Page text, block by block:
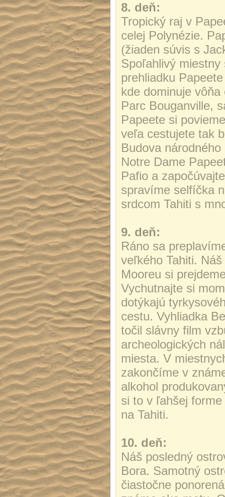
8. deň:
Tropický raj v
celej Polynézie.
(žiaden súvis s
Spoľahlivý
prehliadku
kde dominuje
Parc Bouganville,
Papeete si
veľa cestujete tak
Budova
Notre Dame
Pafio a
spravíme selfíčka
srdcom Tahiti s
9. deň:
Ráno sa
veľkého Tahiti.
Mooreu si
Vychutnajte si
dotýkajú
cestu. Vyhliadka
točil slávny film
archeologických
miesta. V
zakončíme v
alkohol
si to v ľahšej
na Tahiti.
10. deň:
Náš posledný
Bora. Samotný
čiastočne